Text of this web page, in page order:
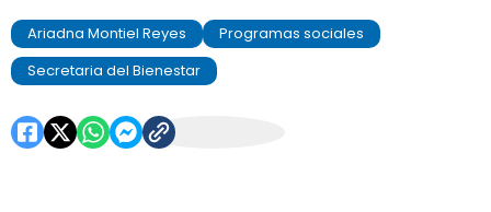
Ariadna Montiel Reyes
Programas sociales
Secretaria del Bienestar